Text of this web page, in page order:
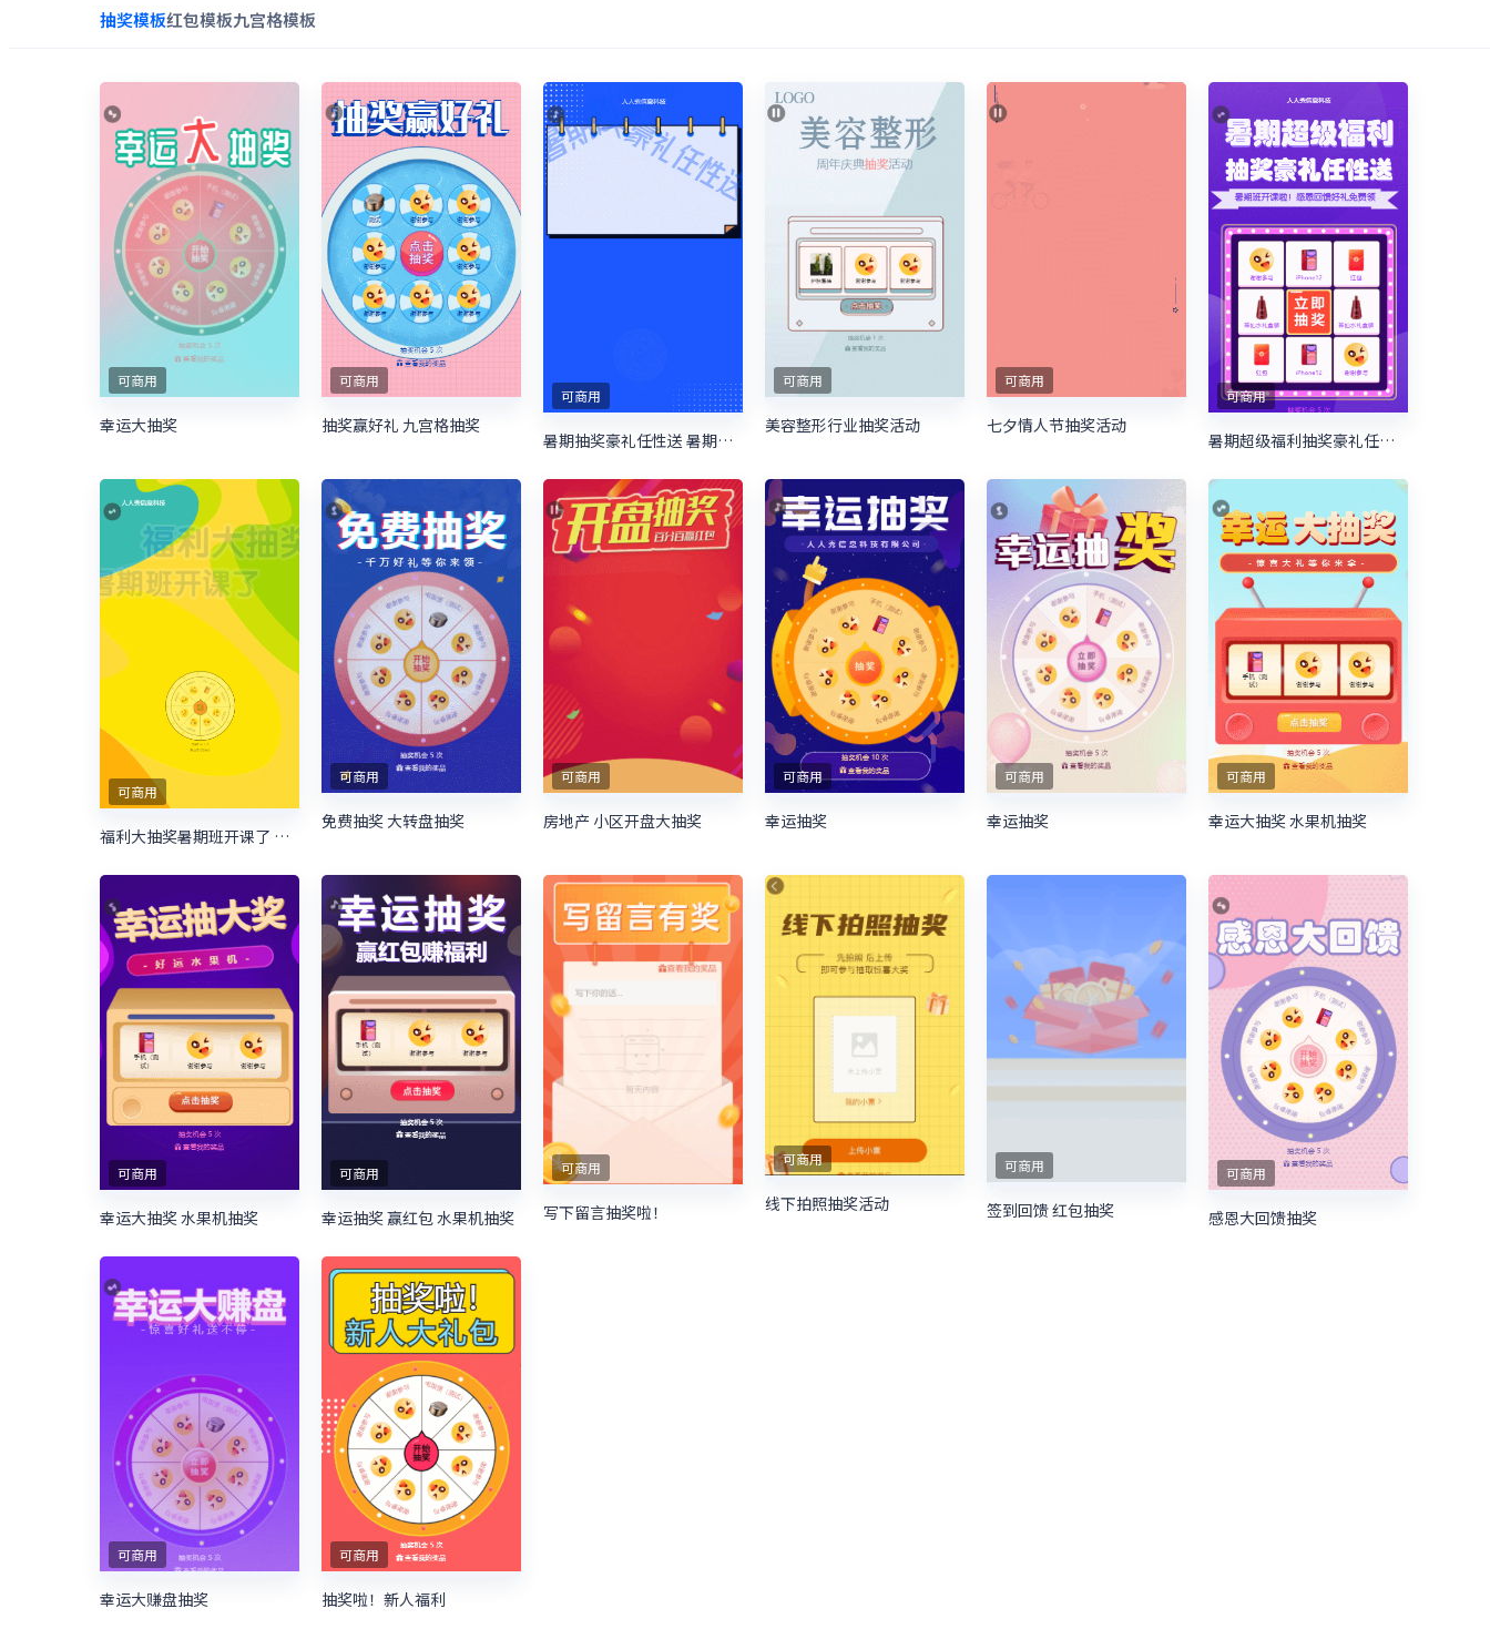
抽奖模板红包模板九宫格模板
可商用
幸运大抽奖
可商用
抽奖赢好礼 九宫格抽奖
可商用
暑期抽奖豪礼任性送 暑期培训抽奖活动
可商用
美容整形行业抽奖活动
可商用
七夕情人节抽奖活动
可商用
暑期超级福利抽奖豪礼任性送 暑期培训抽奖活动
可商用
福利大抽奖暑期班开课了 暑期培训抽奖活动
可商用
免费抽奖 大转盘抽奖
可商用
房地产 小区开盘大抽奖
可商用
幸运抽奖
可商用
幸运抽奖
可商用
幸运大抽奖 水果机抽奖
可商用
幸运大抽奖 水果机抽奖
可商用
幸运抽奖 赢红包 水果机抽奖
可商用
写下留言抽奖啦！
可商用
线下拍照抽奖活动
可商用
签到回馈 红包抽奖
可商用
感恩大回馈抽奖
可商用
幸运大赚盘抽奖
可商用
抽奖啦！新人福利